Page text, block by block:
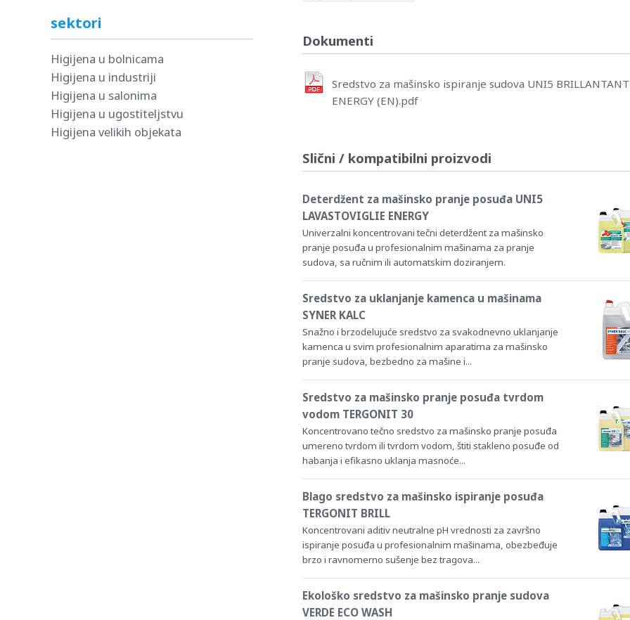
Dokumenti
Sredstvo za mašinsko ispiranje sudova UNI5
ENERGY (EN).pdf
Slični / kompatibilni proizvodi
Deterdžent za mašinsko pranje posuđa UNI5
LAVASTOVIGLIE ENERGY
Univerzalni koncentrovani tečni deterdžent za mašinsko
pranje posuđa u profesionalnim mašinama za pranje
sudova, sa ručnim ili automatskim doziranjem.
Sredstvo za uklanjanje kamenca u mašinama
SYNER KALC
Snažno i brzodelujuće sredstvo za svakodnevno uklanjanje
kamenca u svim profesionalnim aparatima za mašinsko
pranje sudova, bezbedno za mašine i...
Sredstvo za mašinsko pranje posuđa tvrdom
vodom TERGONIT 30
Koncentrovano tečno sredstvo za mašinsko pranje posuđa
umereno tvrdom ili tvrdom vodom, štiti stakleno posuđe od
habanja i efikasno uklanja masnoće...
Blago sredstvo za mašinsko ispiranje posuđa
TERGONIT BRILL
Koncentrovani aditiv neutralne pH vrednosti za završno
ispiranje posuđa u profesionalnim mašinama, obezbeđuje
brzo i ravnomerno sušenje bez tragova...
Ekološko sredstvo za mašinsko pranje sudova
VERDE ECO WASH
sektori
Higijena u bolnicama
Higijena u industriji
Higijena u salonima
Higijena u ugostiteljstvu
Higijena velikih objekata